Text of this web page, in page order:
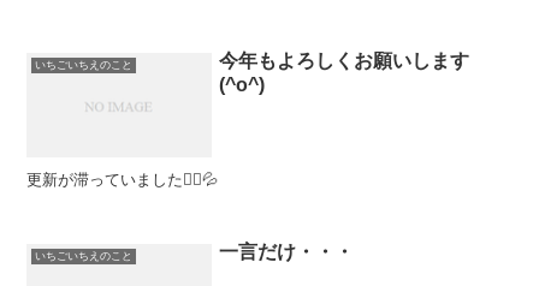
いちごいちえのこと
今年もよろしくお願いします
(^o^)
更新が滞っていました🙇‍♀️💦
いちごいちえのこと 一言だけ・・・